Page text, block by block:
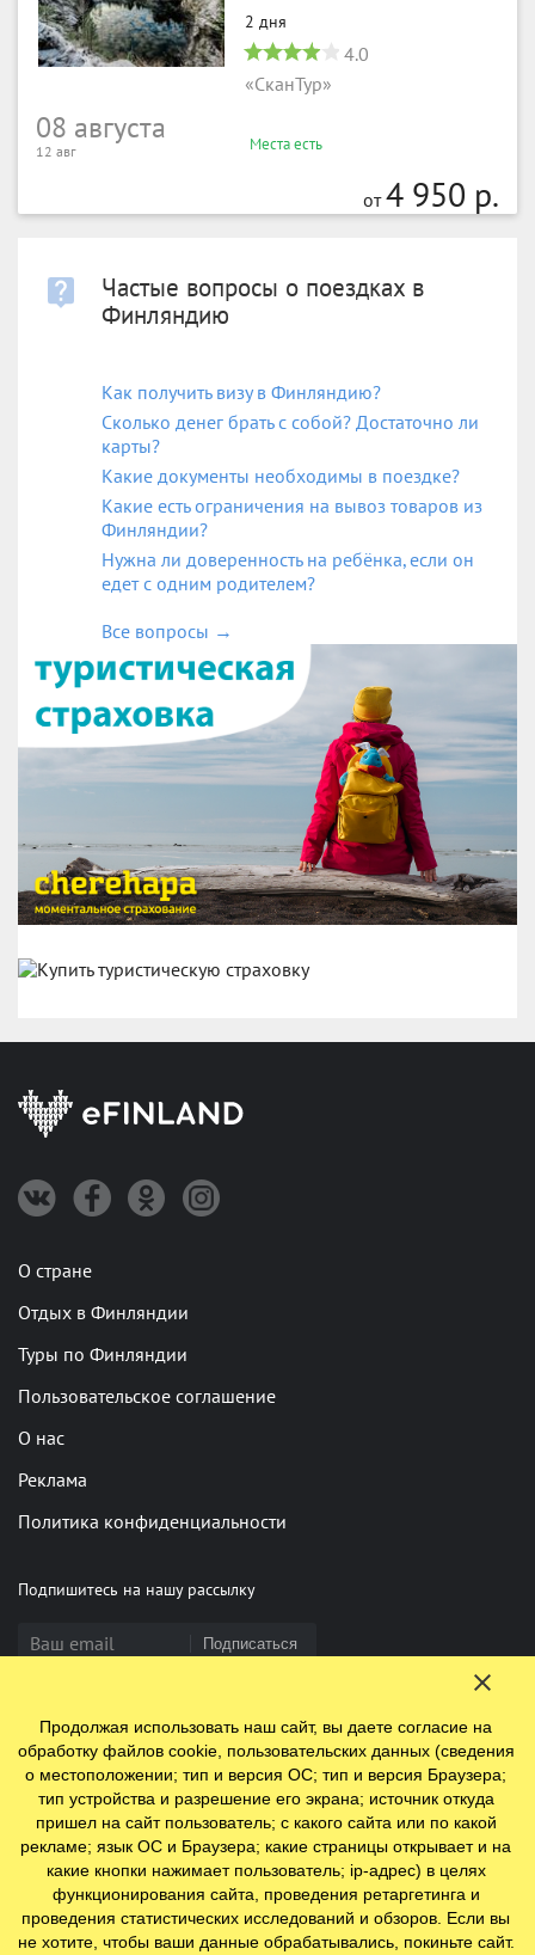
2 дня
4.0
«СканТур»
08 августа
12 авг Места есть
от4 950 р.
Частые вопросы о поездках в
Финляндию
Как получить визу в Финляндию?
Сколько денег брать с собой? Достаточно ли
карты?
Какие документы необходимы в поездке?
Какие есть ограничения на вывоз товаров из
Финляндии?
Нужна ли доверенность на ребёнка, если он
едет с одним родителем?
Все вопросы →
О стране
Отдых в Финляндии
Туры по Финляндии
Пользовательское соглашение
О нас
Реклама
Политика конфиденциальности
Подпишитесь на нашу рассылку
Подписаться
Нашли опечатку? Выделите фрагмент и нажмите Ctrl+Enter
© 2009-2026 ООО "Ефинланд.ру". ОГРН 1197847110438.
Юр. адрес: 196084, г. Санкт-Петербург, ул. Цветочная, д. 16,
литер П, помещение 23
Продолжая использовать наш сайт, вы даете согласие на
обработку файлов cookie, пользовательских данных (сведения
о местоположении; тип и версия ОС; тип и версия Браузера;
тип устройства и разрешение его экрана; источник откуда
пришел на сайт пользователь; с какого сайта или по какой
рекламе; язык ОС и Браузера; какие страницы открывает и на
какие кнопки нажимает пользователь; ip-адрес) в целях
функционирования сайта, проведения ретаргетинга и
проведения статистических исследований и обзоров. Если вы
не хотите, чтобы ваши данные обрабатывались, покиньте сайт.